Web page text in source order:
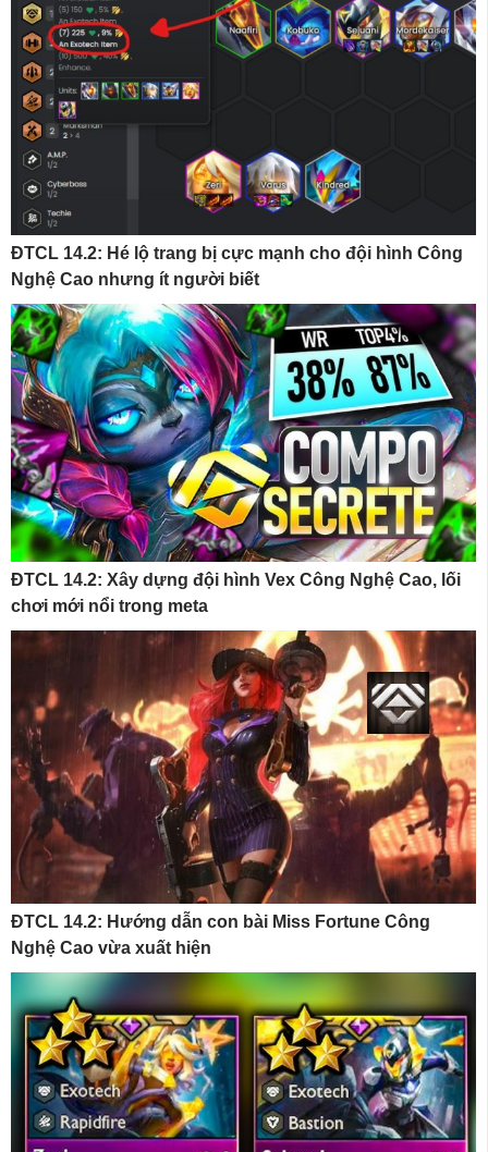
ĐTCL 14.2: Hé lộ trang bị cực mạnh cho đội hình Công
Nghệ Cao nhưng ít người biết
ĐTCL 14.2: Xây dựng đội hình Vex Công Nghệ Cao, lối
chơi mới nổi trong meta
ĐTCL 14.2: Hướng dẫn con bài Miss Fortune Công
Nghệ Cao vừa xuất hiện